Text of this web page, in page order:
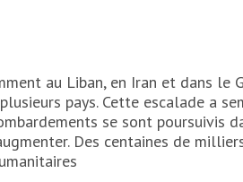
au Liban, en Iran et dans le
pays. Cette escalade a
se sont poursuivis
Des centaines de